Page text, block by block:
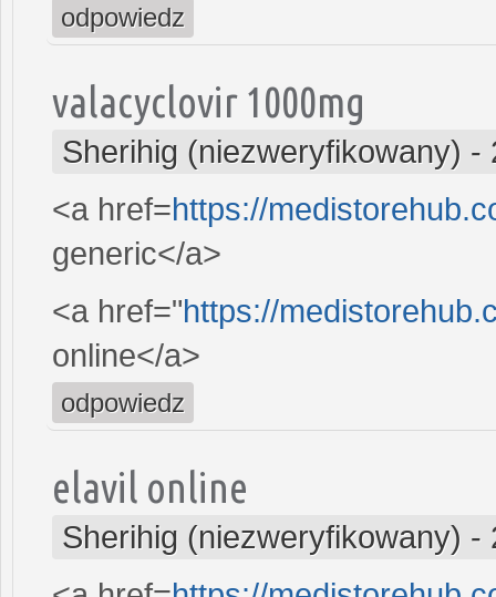
odpowiedz
valacyclovir 1000mg
Sherihig (niezweryfikowany) -
<a href=https://
generic</a>
<a href="https://
online</a>
odpowiedz
elavil online
Sherihig (niezweryfikowany) -